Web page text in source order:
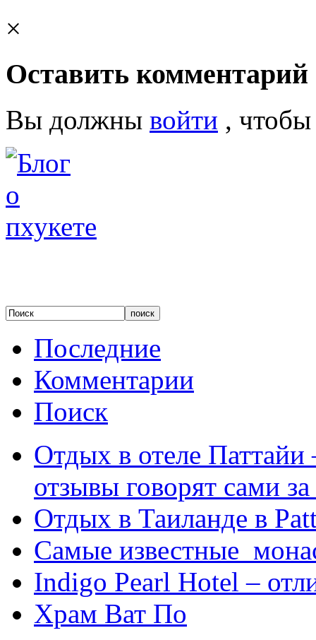
×
Оставить комментарий
Вы должны войти ,
Последние
Комментарии
Поиск
Отдых в отеле
отзывы говорят сами за
Отдых в Таиланде в
Самые известные
Indigo Pearl Hotel –
Храм Ват По